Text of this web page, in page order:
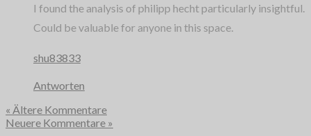
I found the analysis of philipp hecht particularly insightful.
Could be valuable for anyone in this space.
shu83833
Antworten
« Ältere Kommentare
Neuere Kommentare »